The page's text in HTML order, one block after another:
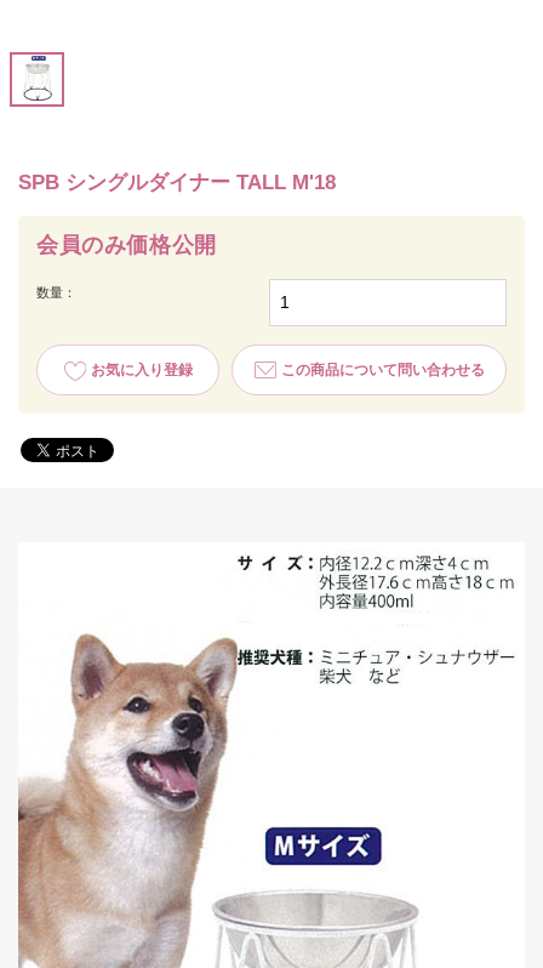
SPB シングルダイナー TALL M'18
会員のみ価格公開
数量：
お気に入り登録 この商品について問い合わせる